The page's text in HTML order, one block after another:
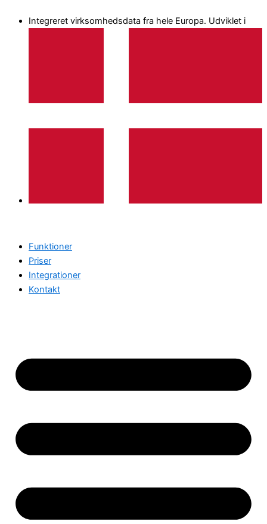
Integreret virksomhedsdata fra hele Europa. Udviklet i
Funktioner
Priser
Integrationer
Kontakt